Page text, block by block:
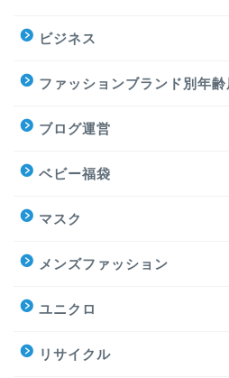
ビジネス
ファッションブランド別年齢
ブログ運営
ベビー福袋
マスク
メンズファッション
ユニクロ
リサイクル